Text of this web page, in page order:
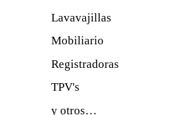
Lavavajillas
Mobiliario
Registradoras
TPV's
y otros…